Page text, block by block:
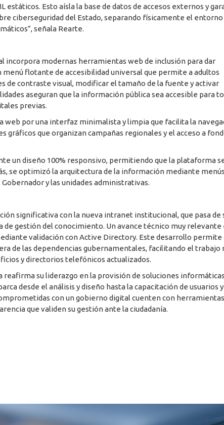
Esto aísla la base de datos de accesos externos y
ciberseguridad del Estado, separando físicamente el entorno
señala Rearte.
incorpora modernas herramientas web de inclusión para dar
flotante de accesibilidad universal que permite a adultos
de contraste visual, modificar el tamaño de la fuente y activar
aseguran que la información pública sea accesible para
previas.
web por una interfaz minimalista y limpia que facilita la
gráficos que organizan campañas regionales y el acceso a
un diseño 100% responsivo, permitiendo que la plataforma
se optimizó la arquitectura de la información mediante
y las unidades administrativas.
significativa con la nueva intranet institucional, que pasa de
gestión del conocimiento. Un avance técnico muy relevante
validación con Active Directory. Este desarrollo permite
de las dependencias gubernamentales, facilitando el
y directorios telefónicos actualizados.
su liderazgo en la provisión de soluciones
desde el análisis y diseño hasta la capacitación de usuarios y
con un gobierno digital cuenten con herramientas
que validen su gestión ante la ciudadanía.